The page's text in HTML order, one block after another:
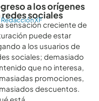
a los orígenes
redes sociales
Redacción XF
sensación creciente de
puede estar
a los usuarios de
sociales; demasiado
que no interesa,
promociones,
descuentos.